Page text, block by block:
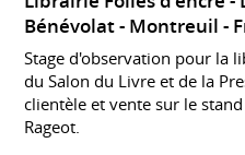
Bénévolat
Montreuil
Stage d'observation pour la
du Salon du Livre et de la
clientèle et vente sur le
Rageot.